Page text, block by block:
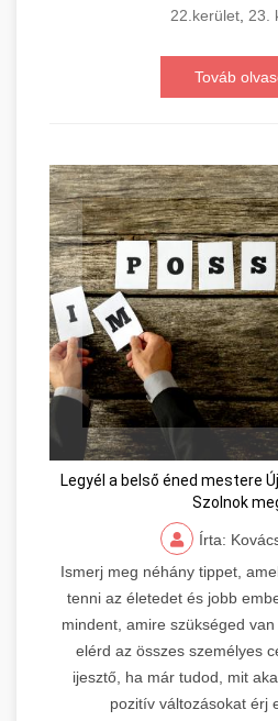
22.kerület, 23.
Továb
Legyél a belső éned mestere
Szolnok
Írta:
Ismerj meg néhány tippet,
tenni az életedet és jobb
mindent, amire szükséged
elérd az összes személyes
ijesztő, ha már tudod, mit
pozitív változásokat érj